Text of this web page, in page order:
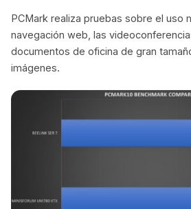
PCMark realiza pruebas sobre el uso
navegación web, las
documentos de oficina de gran
imágenes.